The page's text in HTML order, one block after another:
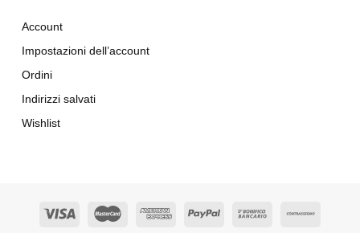
Account
Impostazioni dell’account
Ordini
Indirizzi salvati
Wishlist